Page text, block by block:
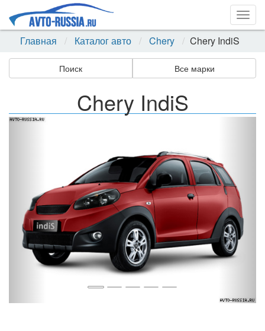
Главная
Каталог авто Chery Chery IndiS
Поиск Все марки
Chery IndiS
Назад